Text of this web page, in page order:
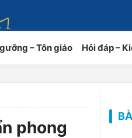
– Tôn giáo Hỏi đáp –
phong